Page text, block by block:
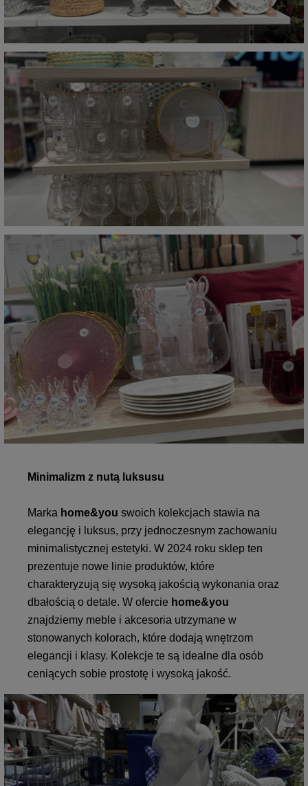
Minimalizm z nutą luksusu
Marka home&you swoich kolekcjach stawia na
elegancję i luksus, przy jednoczesnym zachowaniu
minimalistycznej estetyki. W 2024 roku sklep ten
prezentuje nowe linie produktów, które
charakteryzują się wysoką jakością wykonania oraz
dbałością o detale. W ofercie home&you
znajdziemy meble i akcesoria utrzymane w
stonowanych kolorach, które dodają wnętrzom
elegancji i klasy. Kolekcje te są idealne dla osób
ceniących sobie prostotę i wysoką jakość.